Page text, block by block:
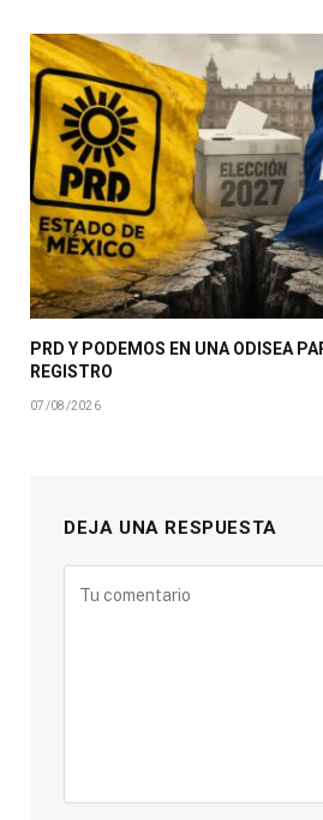
PRD Y PODEMOS EN UNA ODISEA
REGISTRO
07/08/2026
DEJA UNA RESPUESTA